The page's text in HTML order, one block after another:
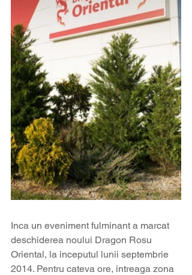
Inca un eveniment fulminant a marcat
deschiderea noului Dragon Rosu
Oriental, la inceputul lunii septembrie
2014. Pentru cateva ore, intreaga zona